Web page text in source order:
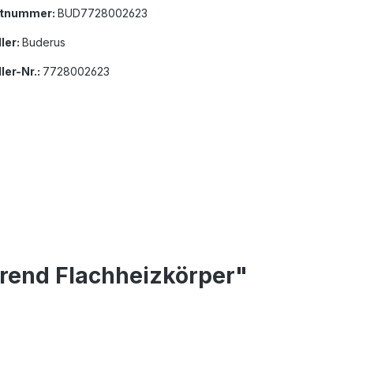
BUD7728002623
Buderus
Nr.: 7728002623
Flachheizkörper"